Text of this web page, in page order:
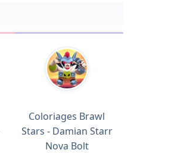
Coloriages Brawl
Stars - Damian Starr
Nova Bolt